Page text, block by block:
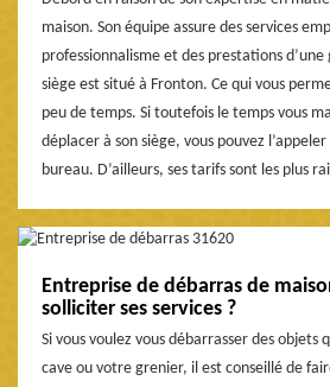
maison. Son équipe assure des services
professionnalisme et des prestations
siège est situé à Fronton. Ce qui vous
peu de temps. Si toutefois le temps vous
déplacer à son siège, vous pouvez
bureau. D’ailleurs, ses tarifs sont les plus
Entreprise de débarras de
solliciter ses services ?
Si vous voulez vous débarrasser des
cave ou votre grenier, il est conseillé de